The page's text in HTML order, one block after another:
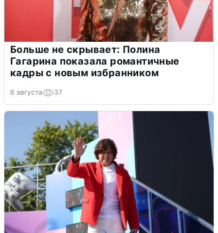
Больше не скрывает: Полина
Гагарина показала романтичные
кадры с новым избранником
6 августа 37